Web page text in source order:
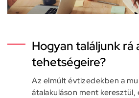
Hogyan találjunk rá
tehetségeire?
Az elmúlt évtizedekben a
átalakuláson ment keresztül,